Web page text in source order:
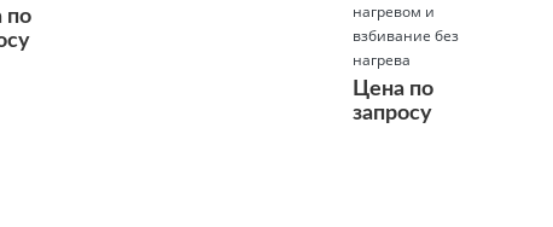
по
нагревом и
взбивание без
нагрева
Цена по
запросу